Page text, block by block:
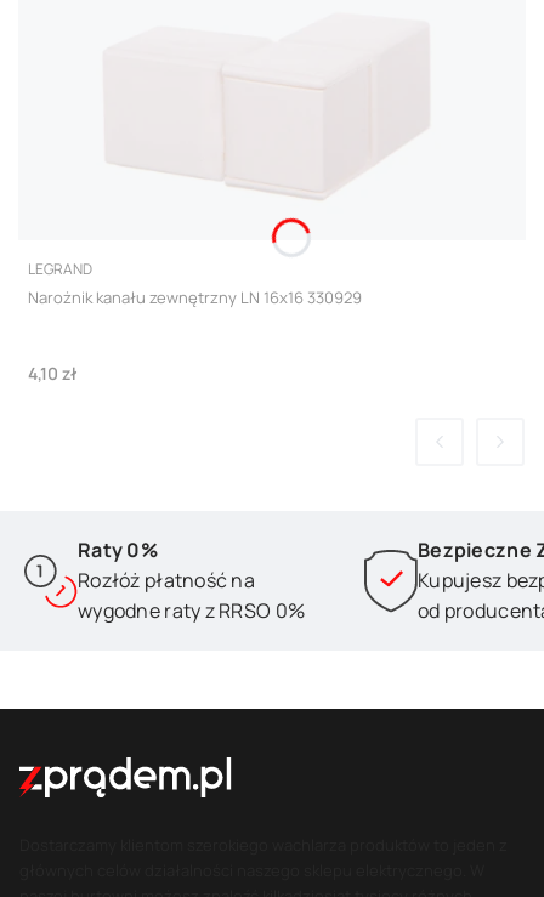
PRODUCENT
LEGRAND
Narożnik kanału zewnętrzny LN 16x16 330929
Cena
4,10 zł
Raty 0%
Rozłóż płatność na
wygodne raty z RRSO 0%
Bezpieczne
Kupujesz
od